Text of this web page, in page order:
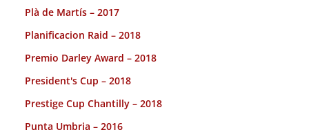
Plà de Martís – 2017
Planificacion Raid – 2018
Premio Darley Award – 2018
President's Cup – 2018
Prestige Cup Chantilly – 2018
Punta Umbria – 2016